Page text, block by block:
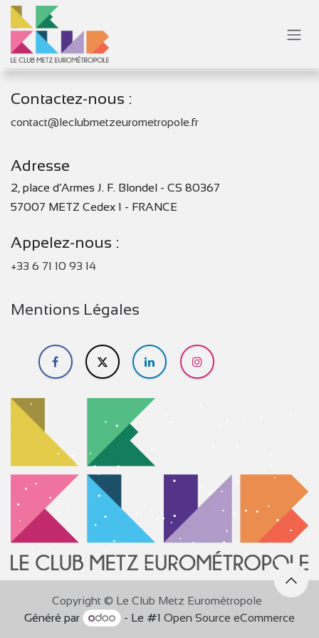
Se rendre au contenu
Contactez-nous :
contact@leclubmetzeurometropole.fr
Adresse
2, place d’Armes J. F. Blondel - CS 80367
57007 METZ Cedex 1 - FRANCE
Appelez-nous :
+33 6 71 10 93 14
Mentions Légales
Copyright © Le Club Metz Eurométropole
Généré par
- Le #1Open Source eCommerce